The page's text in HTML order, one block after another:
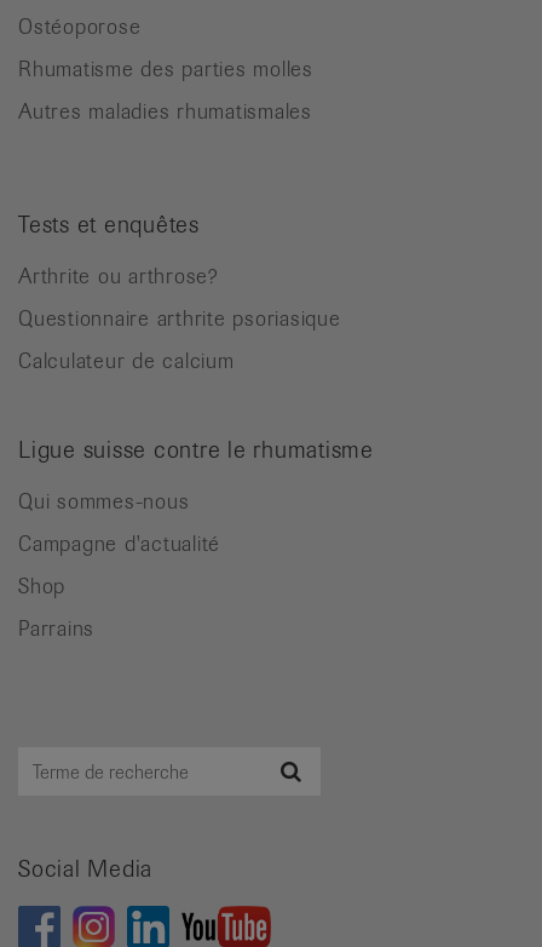
Ostéoporose
Rhumatisme des parties molles
Autres maladies rhumatismales
Tests et enquêtes
Arthrite ou arthrose?
Questionnaire arthrite psoriasique
Calculateur de calcium
Ligue suisse contre le rhumatisme
Qui sommes-nous
Campagne d'actualité
Shop
Parrains
Terme
Social Media